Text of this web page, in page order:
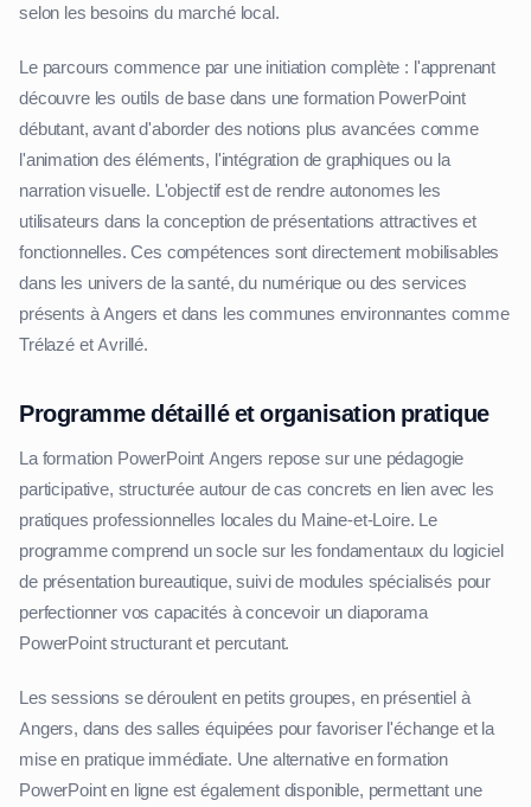
selon les besoins du marché local.
Le parcours commence par une initiation complète : l'apprenant
découvre les outils de base dans une formation PowerPoint
débutant, avant d'aborder des notions plus avancées comme
l'animation des éléments, l'intégration de graphiques ou la
narration visuelle. L'objectif est de rendre autonomes les
utilisateurs dans la conception de présentations attractives et
fonctionnelles. Ces compétences sont directement mobilisables
dans les univers de la santé, du numérique ou des services
présents à Angers et dans les communes environnantes comme
Trélazé et Avrillé.
Programme détaillé et organisation pratique
La formation PowerPoint Angers repose sur une pédagogie
participative, structurée autour de cas concrets en lien avec les
pratiques professionnelles locales du Maine-et-Loire. Le
programme comprend un socle sur les fondamentaux du logiciel
de présentation bureautique, suivi de modules spécialisés pour
perfectionner vos capacités à concevoir un diaporama
PowerPoint structurant et percutant.
Les sessions se déroulent en petits groupes, en présentiel à
Angers, dans des salles équipées pour favoriser l'échange et la
mise en pratique immédiate. Une alternative en formation
PowerPoint en ligne est également disponible, permettant une